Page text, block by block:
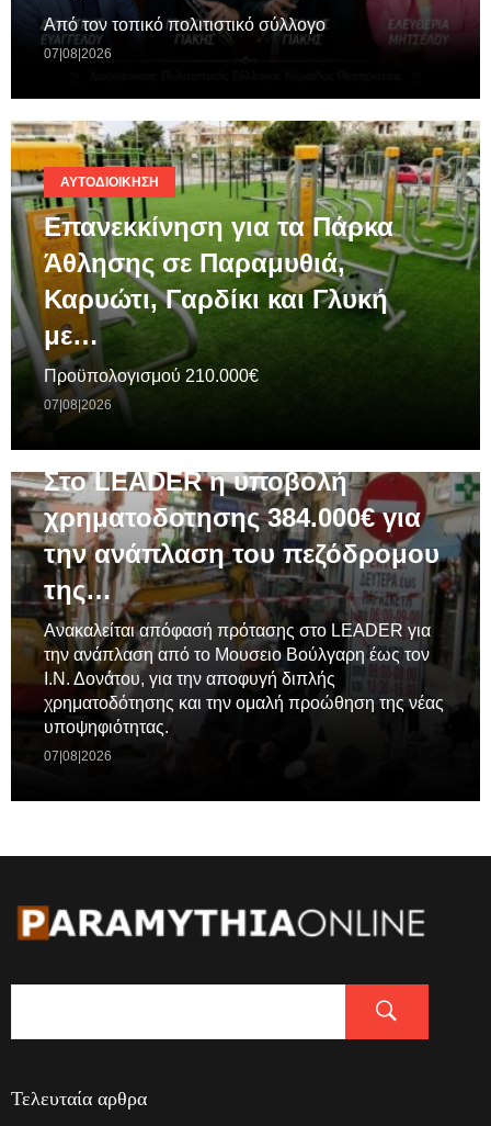
Από τον τοπικό πολιτιστικό σύλλογο
07|08|2026
ΑΥΤΟΔΙΟΊΚΗΣΗ
Επανεκκίνηση για τα Πάρκα
Άθλησης σε Παραμυθιά,
Καρυώτι, Γαρδίκι και Γλυκή
με…
Προϋπολογισμού 210.000€
07|08|2026
Στο LEADER η υποβολή
χρηματοδοτησης 384.000€ για
την ανάπλαση του πεζόδρομου
της…
Ανακαλείται απόφασή πρότασης στο LEADER για
την ανάπλαση από το Μουσειο Βούλγαρη έως τον
Ι.Ν. Δονάτου, για την αποφυγή διπλής
χρηματοδότησης και την ομαλή προώθηση της νέας
υποψηφιότητας.
07|08|2026
Τελευταία αρθρα